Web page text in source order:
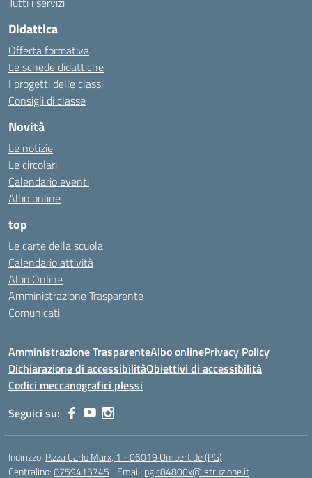
Didattica
Offerta formativa
Le schede didattiche
I progetti delle classi
Consigli di classe
Novità
Le notizie
Le circolari
Calendario eventi
Albo online
top
Le carte della scuola
Calendario attività
Albo Online
Amministrazione Trasparente
Comunicati
Amministrazione TrasparenteAlbo onlinePrivacy Policy
Dichiarazione di accessibilitàObiettivi di accessibilità
Codici meccanografici plessi
Seguici su:
Indirizzo: P.zza Carlo Marx, 1 - 06019 Umbertide (PG)
Centralino:0759413745 Email: pgic84800x@istruzione.it